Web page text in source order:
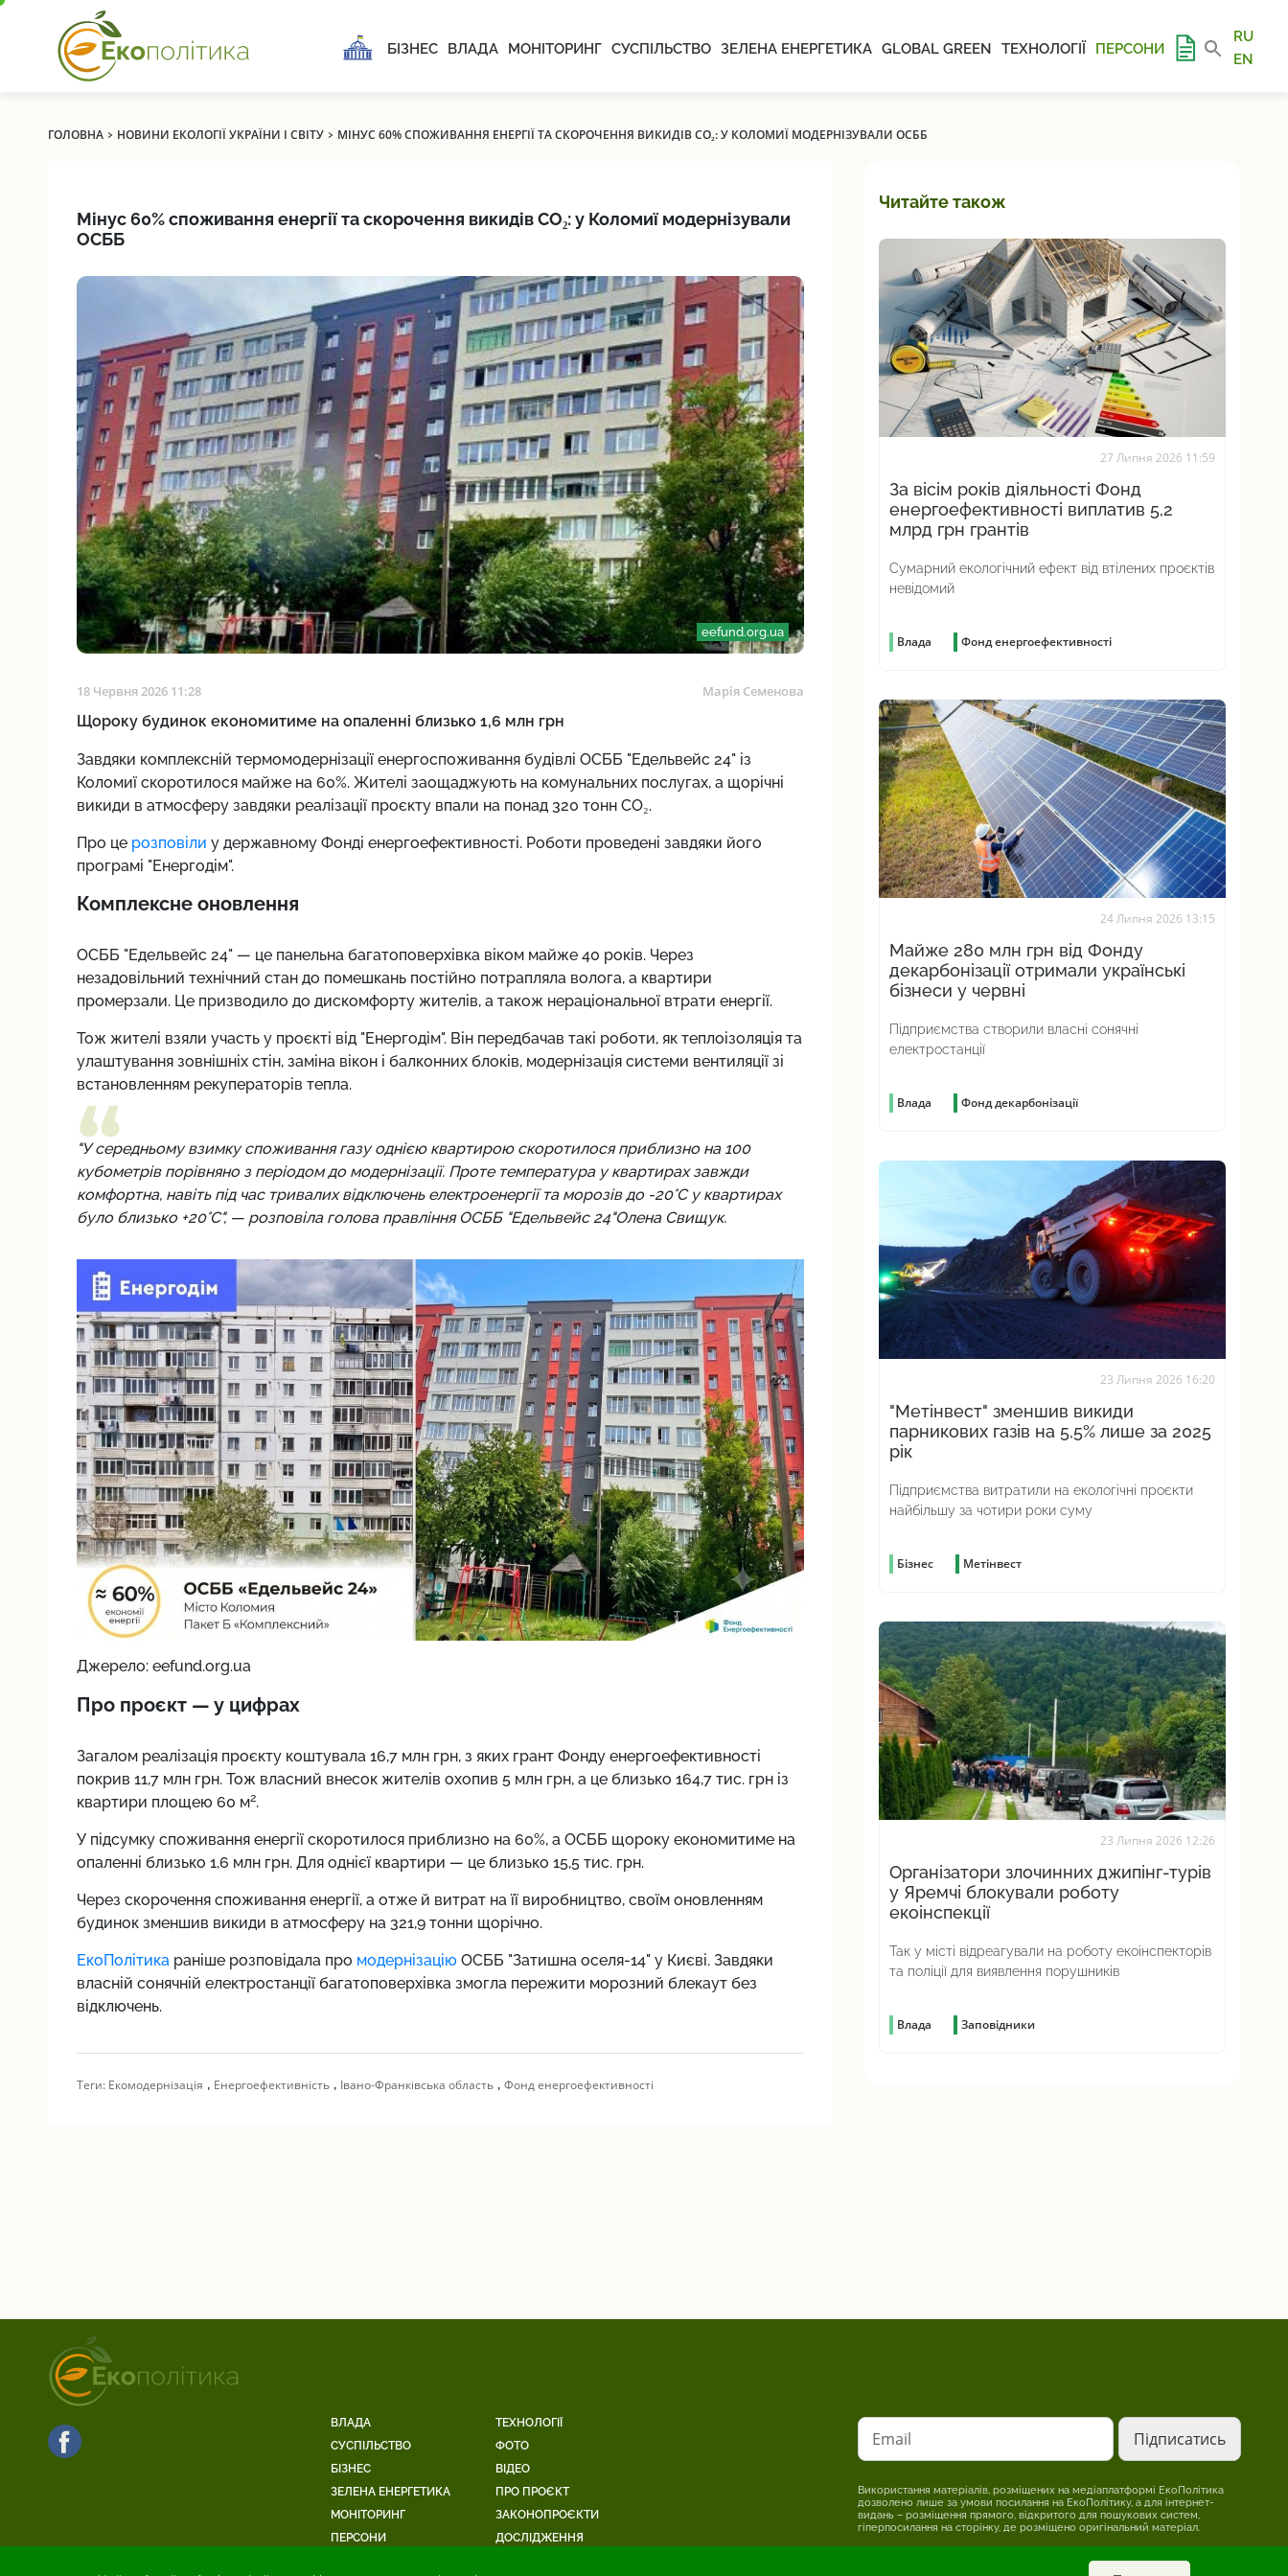
БІЗНЕС ВЛАДА МОНІТОРИНГ СУСПІЛЬСТВО ЗЕЛЕНА ЕНЕРГЕТИКА GLOBAL GREEN ТЕХНОЛОГІЇ ПЕРСОНИ
RU
EN
ГОЛОВНА› НОВИНИ ЕКОЛОГІЇ УКРАЇНИ І СВІТУ› МІНУС 60% СПОЖИВАННЯ ЕНЕРГІЇ ТА СКОРОЧЕННЯ ВИКИДІВ CO₂: У КОЛОМИЇ МОДЕРНІЗУВАЛИ ОСББ
Мінус 60% споживання енергії та скорочення викидів CO₂: у Коломиї модернізували
ОСББ
eefund.org.ua
18 Червня 2026 11:28 Марія Семенова
Щороку будинок економитиме на опаленні близько 1,6 млн грн
Завдяки комплексній термомодернізації енергоспоживання будівлі ОСББ "Едельвейс 24" із
Коломиї скоротилося майже на 60%. Жителі заощаджують на комунальних послугах, а щорічні
викиди в атмосферу завдяки реалізації проєкту впали на понад 320 тонн CO₂.
Про це розповіли у державному Фонді енергоефективності. Роботи проведені завдяки його
програмі "Енергодім".
Комплексне оновлення
ОСББ "Едельвейс 24" — це панельна багатоповерхівка віком майже 40 років. Через
незадовільний технічний стан до помешкань постійно потрапляла волога, а квартири
промерзали. Це призводило до дискомфорту жителів, а також нераціональної втрати енергії.
Тож жителі взяли участь у проєкті від "Енергодім". Він передбачав такі роботи, як теплоізоляція та
улаштування зовнішніх стін, заміна вікон і балконних блоків, модернізація системи вентиляції зі
встановленням рекуператорів тепла.
"У середньому взимку споживання газу однією квартирою скоротилося приблизно на 100
кубометрів порівняно з періодом до модернізації. Проте температура у квартирах завжди
комфортна, навіть під час тривалих відключень електроенергії та морозів до -20°C у квартирах
було близько +20°C", — розповіла голова правління ОСББ "Едельвейс 24"Олена Свищук.
Джерело: eefund.org.ua
Про проєкт — у цифрах
Загалом реалізація проєкту коштувала 16,7 млн грн, з яких грант Фонду енергоефективності
покрив 11,7 млн грн. Тож власний внесок жителів охопив 5 млн грн, а це близько 164,7 тис. грн із
квартири площею 60 м2.
У підсумку споживання енергії скоротилося приблизно на 60%, а ОСББ щороку економитиме на
опаленні близько 1,6 млн грн. Для однієї квартири — це близько 15,5 тис. грн.
Через скорочення споживання енергії, а отже й витрат на її виробництво, своїм оновленням
будинок зменшив викиди в атмосферу на 321,9 тонни щорічно.
ЕкоПолітикараніше розповідала про модернізацію ОСББ "Затишна оселя-14" у Києві. Завдяки
власній сонячній електростанції багатоповерхівка змогла пережити морозний блекаут без
відключень.
Теги: Екомодернізація , Енергоефективність, Івано-Франківська область, Фонд енергоефективності
Читайте також
27 Липня 2026 11:59
За вісім років діяльності Фонд
енергоефективності виплатив 5,2
млрд грн грантів
Сумарний екологічний ефект від втілених проєктів
невідомий
Влада Фонд енергоефективності
24 Липня 2026 13:15
Майже 280 млн грн від Фонду
декарбонізації отримали українські
бізнеси у червні
Підприємства створили власні сонячні
електростанції
Влада Фонд декарбонізації
23 Липня 2026 16:20
"Метінвест" зменшив викиди
парникових газів на 5,5% лише за 2025
рік
Підприємства витратили на екологічні проєкти
найбільшу за чотири роки суму
Бізнес Метінвест
23 Липня 2026 12:26
Організатори злочинних джипінг-турів
у Яремчі блокували роботу
екоінспекції
Так у місті відреагували на роботу екоінспекторів
та поліції для виявлення порушників
Влада Заповідники
ВЛАДА
СУСПІЛЬСТВО
БІЗНЕС
ЗЕЛЕНА ЕНЕРГЕТИКА
МОНІТОРИНГ
ПЕРСОНИ
ТЕХНОЛОГІЇ
ФОТО
ВІДЕО
ПРО ПРОЄКТ
ЗАКОНОПРОЄКТИ
ДОСЛІДЖЕННЯ
Email
Використання матеріалів, розміщених на медіаплатформі ЕкоПолітика
дозволено лише за умови посилання на ЕкоПолітику, а для інтернет-
видань – розміщення прямого, відкритого для пошукових систем,
гіперпосилання на сторінку, де розміщено оригінальний матеріал.
матеріалі. Відповідальність за достовірність інформації, опублікованої в